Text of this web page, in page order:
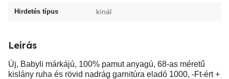
Hirdetés típus kínál
Leírás
Új, Babyli márkájú, 100% pamut anyagú, 68-as méretű
kislány ruha és rövid nadrág garnitúra eladó 1000, -Ft-ért +